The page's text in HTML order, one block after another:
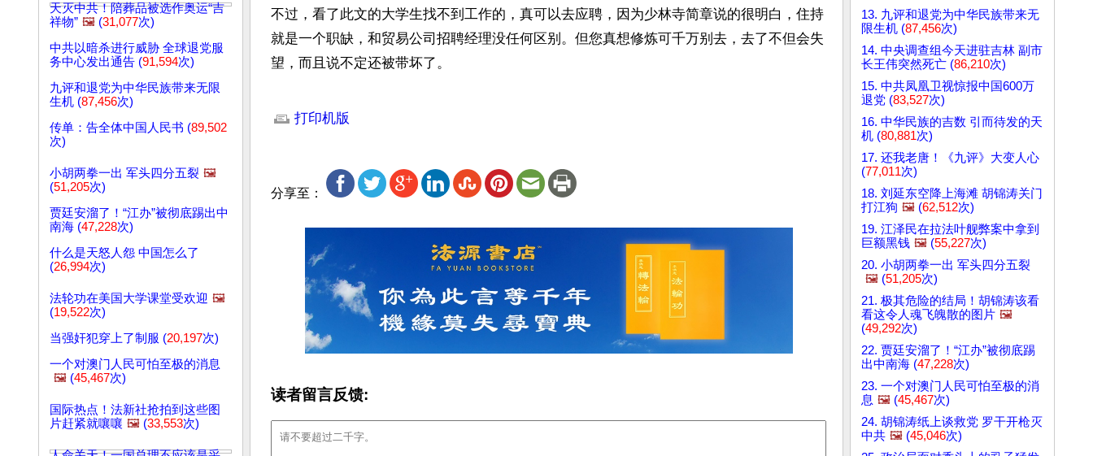
天灭中共！陪葬品被选作奥运“吉
祥物” 🖼️ (31,077次)
中共以暗杀进行威胁 全球退党服
务中心发出通告 (91,594次)
九评和退党为中华民族带来无限
生机 (87,456次)
传单：告全体中国人民书 (89,502
次)
小胡两拳一出 军头四分五裂 🖼️
(51,205次)
贾廷安溜了！“江办”被彻底踢出中
南海 (47,228次)
什么是天怒人怨 中国怎么了
(26,994次)
法轮功在美国大学课堂受欢迎 🖼️
(19,522次)
当强奸犯穿上了制服 (20,197次)
一个对澳门人民可怕至极的消息
🖼️ (45,467次)
国际热点！法新社抢拍到这些图
片赶紧就嚷嚷 🖼️ (33,553次)
不过，看了此文的大学生找不到工作的，真可以去应聘，因为少林寺简章说的很明白，住持
就是一个职缺，和贸易公司招聘经理没任何区别。但您真想修炼可千万别去，去了不但会失
望，而且说不定还被带坏了。
打印机版
分享至：
读者留言反馈:
13. 九评和退党为中华民族带来无
限生机 (87,456次)
14. 中央调查组今天进驻吉林 副市
长王伟突然死亡 (86,210次)
15. 中共凤凰卫视惊报中国600万
退党 (83,527次)
16. 中华民族的吉数 引而待发的天
机 (80,881次)
17. 还我老唐！《九评》大变人心
(77,011次)
18. 刘延东空降上海滩 胡锦涛关门
打江狗 🖼️ (62,512次)
19. 江泽民在拉法叶舰弊案中拿到
巨额黑钱 🖼️ (55,227次)
20. 小胡两拳一出 军头四分五裂
🖼️ (51,205次)
21. 极其危险的结局！胡锦涛该看
看这令人魂飞魄散的图片 🖼️
(49,292次)
22. 贾廷安溜了！“江办”被彻底踢
出中南海 (47,228次)
23. 一个对澳门人民可怕至极的消
息 🖼️ (45,467次)
24. 胡锦涛纸上谈救党 罗干开枪灭
中共 🖼️ (45,046次)